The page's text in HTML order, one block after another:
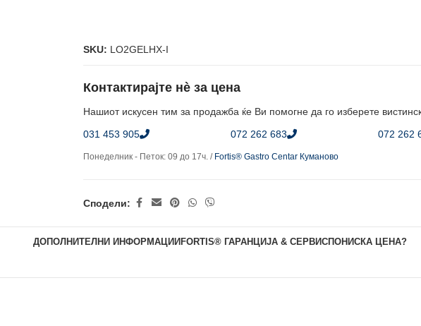
SKU: LO2GELHX-I
Контактирајте нè за цена
Нашиот искусен тим за продажба ќе Ви помогне да го изберете
031 453 905
072 262 683 072 262
Понеделник - Петок: 09 до 17ч. / Fortis® Gastro Centar Куманово
Сподели:
ДОПОЛНИТЕЛНИ ИНФОРМАЦИИFORTIS® ГАРАНЦИЈА & СЕРВИСПОНИСКА ЦЕНА?